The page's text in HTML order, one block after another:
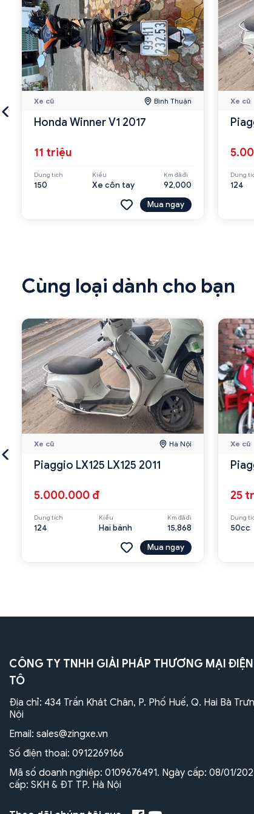
Xe cũ Bình Thuận
Honda Winner V1 2017
11 triệu
Dung tích
150
Kiểu
Xe côn tay
Km đã đi
92,000
Mua ngay
Xe cũ
Dung
124
Cùng loại dành cho bạn
Xe cũ Hà Nội
Piaggio LX125 LX125 2011
5.000.000 đ
Dung tích
124
Kiểu
Hai bánh
Km đã đi
15,868
Mua ngay
Xe cũ
25
Dung
50cc
CÔNG TY TNHH GIẢI PHÁP THƯƠNG MẠI
TÔ
Địa chỉ: 434 Trần Khát Chân, P. Phố Huế, Q. Hai Bà
Nội
Email: sales@zingxe.vn
Số điện thoại: 0912269166
Mã số doanh nghiệp: 0109676491. Ngày cấp: 08/01/
cấp: SKH & ĐT TP. Hà Nội